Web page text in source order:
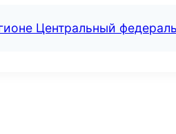
Центральный